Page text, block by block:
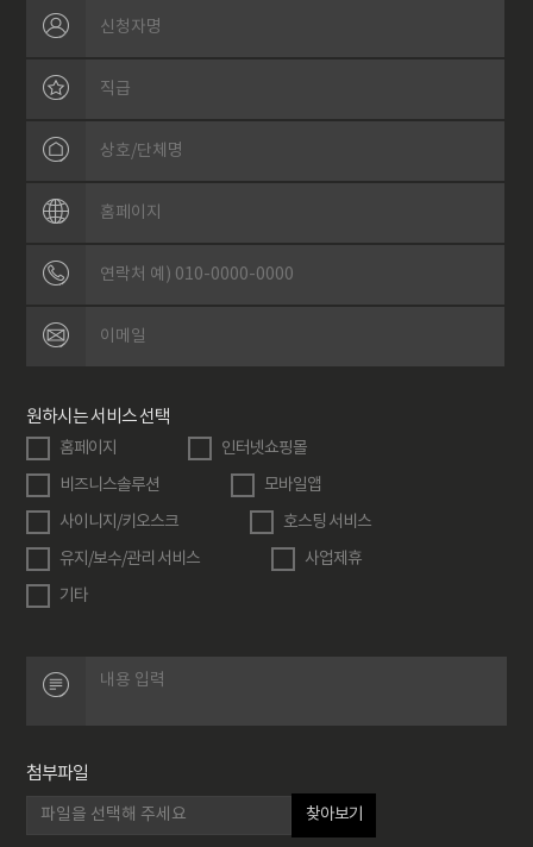
원하시는 서비스 선택
홈페이지
인터넷쇼핑몰
비즈니스솔루션
모바일앱
사이니지/키오스크
호스팅 서비스
유지/보수/관리 서비스
사업제휴
기타
첨부파일
찾아보기